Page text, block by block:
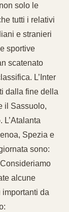
solo le
tutti i relativi
e stranieri
sportive
scatenato
L’Inter
dalla fine della
il Sassuolo,
L’Atalanta
Spezia e
sono:
alcune
da